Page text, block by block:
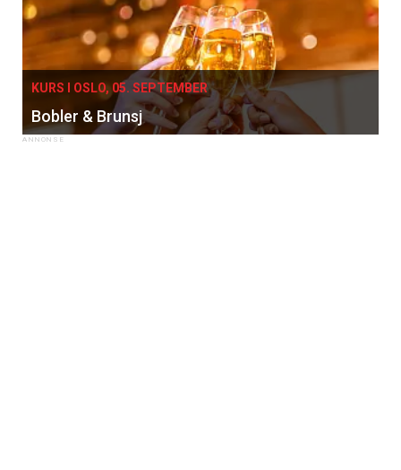
KURS I OSLO, 05. SEPTEMBER
Bobler & Brunsj